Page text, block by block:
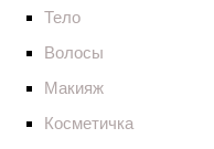
Тело
Волосы
Макияж
Косметичка